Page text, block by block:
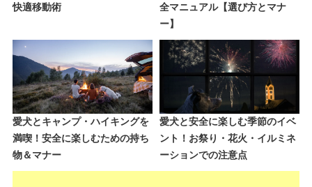
快適移動術
全マニュアル【選び方とマナ
ー】
愛犬とキャンプ・ハイキングを
満喫！安全に楽しむための持ち
物＆マナー
愛犬と安全に楽しむ季節のイベ
ント！お祭り・花火・イルミネ
ーションでの注意点